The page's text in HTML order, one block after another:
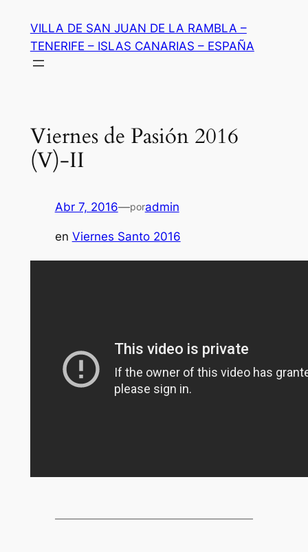
contenido
VILLA DE SAN JUAN DE LA RAMBLA –
TENERIFE – ISLAS CANARIAS – ESPAÑA
Viernes de Pasión 2016
(V)-II
Abr 7, 2016—poradmin
en Viernes Santo 2016